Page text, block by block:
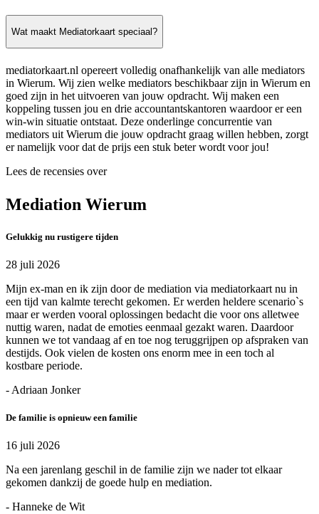
Wat maakt Mediatorkaart speciaal?
mediatorkaart.nl opereert volledig onafhankelijk van alle mediators
in Wierum. Wij zien welke mediators beschikbaar zijn in Wierum en
goed zijn in het uitvoeren van jouw opdracht. Wij maken een
koppeling tussen jou en drie accountantskantoren waardoor er een
win-win situatie ontstaat. Deze onderlinge concurrentie van
mediators uit Wierum die jouw opdracht graag willen hebben, zorgt
er namelijk voor dat de prijs een stuk beter wordt voor jou!
Lees de recensies over
Mediation Wierum
Gelukkig nu rustigere tijden
28 juli 2026
Mijn ex-man en ik zijn door de mediation via mediatorkaart nu in
een tijd van kalmte terecht gekomen. Er werden heldere scenario`s
maar er werden vooral oplossingen bedacht die voor ons alletwee
nuttig waren, nadat de emoties eenmaal gezakt waren. Daardoor
kunnen we tot vandaag af en toe nog teruggrijpen op afspraken van
destijds. Ook vielen de kosten ons enorm mee in een toch al
kostbare periode.
- Adriaan Jonker
De familie is opnieuw een familie
16 juli 2026
Na een jarenlang geschil in de familie zijn we nader tot elkaar
gekomen dankzij de goede hulp en mediation.
- Hanneke de Wit